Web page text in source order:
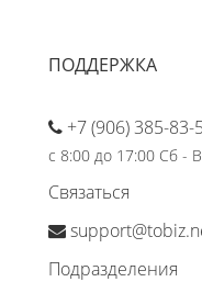
ПОДДЕРЖКА
+7 (906) 385-83-
с 8:00 до 17:00 Сб -
Связаться
Подразделения